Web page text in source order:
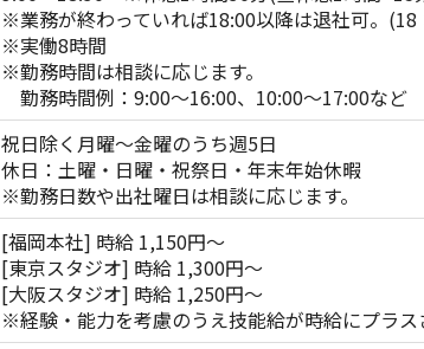
※業務が終わっていれば18:00以降は退社可。
※実働8時間
※勤務時間は相談に応じます。
勤務時間例：9:00～16:00、10:00～17:00など
祝日除く月曜～金曜のうち週5日
休日：土曜・日曜・祝祭日・年末年始休暇
※勤務日数や出社曜日は相談に応じます。
[福岡本社] 時給 1,150円～
[東京スタジオ] 時給 1,300円～
[大阪スタジオ] 時給 1,250円～
※経験・能力を考慮のうえ技能給が時給にプラス